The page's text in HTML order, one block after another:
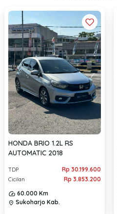
HONDA BRIO 1.2L RS
AUTOMATIC 2018
TDP Rp 30.199.600
Cicilan
Rp 3.853.200
60.000 Km
location_on Sukoharjo Kab.